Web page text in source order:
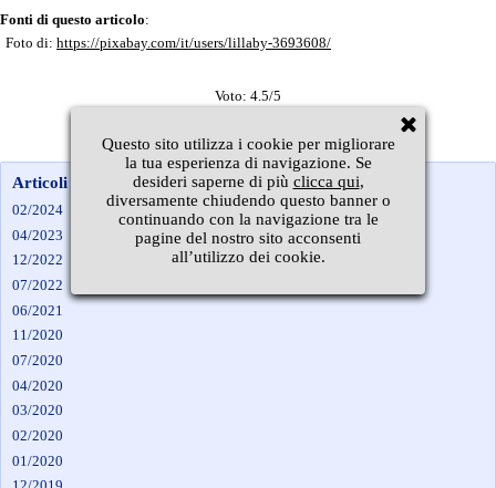
Fonti di questo articolo:
Foto di: https://pixabay.com/it/users/lillaby-3693608/
Voto: 4.5/5
Articoli per mese
02/2024
04/2023
12/2022
07/2022
06/2021
11/2020
07/2020
04/2020
03/2020
02/2020
01/2020
Questo sito utilizza i cookie per migliorare
la tua esperienza di navigazione. Se
desideri saperne di più clicca qui,
diversamente chiudendo questo banner o
continuando con la navigazione tra le
pagine del nostro sito acconsenti
all’utilizzo dei cookie.